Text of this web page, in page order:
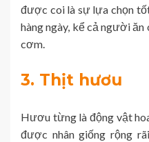
được coi là sự lựa chọn
hàng ngày, kể cả người ăn
cơm.
3. Thịt hươu
Hươu từng là động vật
được nhân giống rộng